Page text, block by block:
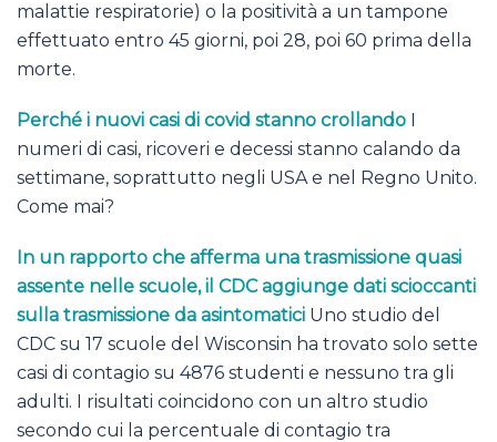
malattie respiratorie) o la positività a un tampone
effettuato entro 45 giorni, poi 28, poi 60 prima della
morte.
Perché i nuovi casi di covid stanno crollando I
numeri di casi, ricoveri e decessi stanno calando da
settimane, soprattutto negli USA e nel Regno Unito.
Come mai?
In un rapporto che afferma una trasmissione quasi
assente nelle scuole, il CDC aggiunge dati scioccanti
sulla trasmissione da asintomatici Uno studio del
CDC su 17 scuole del Wisconsin ha trovato solo sette
casi di contagio su 4876 studenti e nessuno tra gli
adulti. I risultati coincidono con un altro studio
secondo cui la percentuale di contagio tra